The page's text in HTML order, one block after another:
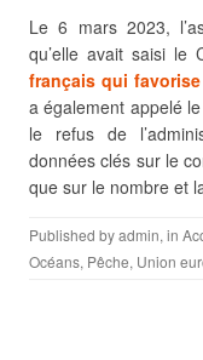
Le 6 mars 2023,
qu’elle avait saisi le
français qui
a également appelé
le refus de
données clés sur le
que sur le nombre et
Published byadmin, in
Océans, Pêche, Union